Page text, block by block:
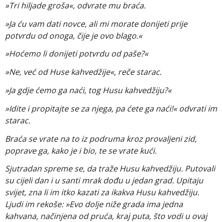
»Tri hiljade groša«, odvrate mu braća.
»Ja ću vam dati novce, ali mi morate donijeti prije
potvrdu od onoga, čije je ovo blago.«
»Hoćemo li donijeti potvrdu od paše?«
»Ne, već od Huse kahvedžije«, reče starac.
»Ja gdje ćemo ga naći, tog Husu kahvedžiju?«
»Idite i propitajte se za njega, pa ćete ga naći!« odvrati im
starac.
Braća se vrate na to iz podruma kroz provaljeni zid,
poprave ga, kako je i bio, te se vrate kući.
Sjutradan spreme se, da traže Husu kahvedžiju. Putovali
su cijeli dan i u santi mrak dođu u jedan grad. Upitaju
svijet, zna li im itko kazati za ikakva Husu kahvedžiju.
Ljudi im rekoše: »Evo dolje niže grada ima jedna
kahvana, načinjena od pruća, kraj puta, što vodi u ovaj